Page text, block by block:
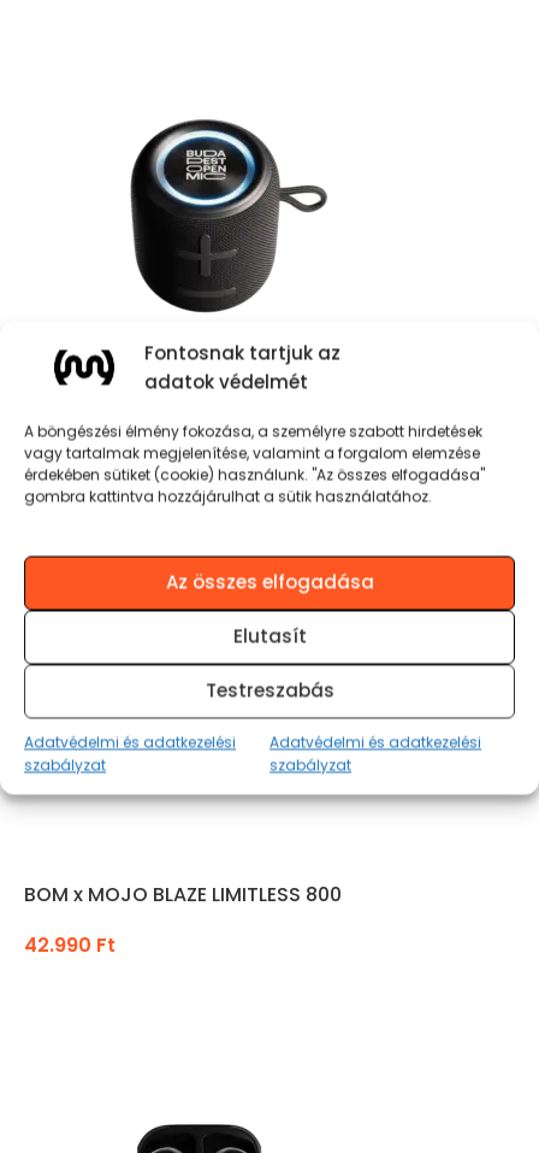
Fontosnak tartjuk az
adatok védelmét
A böngészési élmény fokozása, a személyre szabott hirdetések
vagy tartalmak megjelenítése, valamint a forgalom elemzése
érdekében sütiket (cookie) használunk. "Az összes elfogadása"
gombra kattintva hozzájárulhat a sütik használatához.
Az összes elfogadása
Elutasít
Testreszabás
Adatvédelmi és adatkezelési
szabályzat
Adatvédelmi és adatkezelési
szabályzat
BOM x MOJO BLAZE ASPECT 60
14.990Ft
KOSÁRBA TESZEM
BOM x MOJO BLAZE LIMITLESS 800
42.990 Ft